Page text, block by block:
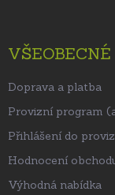
Doprava a platba
Provizní program
Přihlášení do
Hodnocení
Výhodná nabídka